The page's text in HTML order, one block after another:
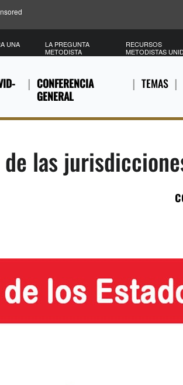
CONFERENCIA
GENERAL
TEMAS
UNA
LA PREGUNTA
METODISTA
RECURSOS
METODISTAS
las